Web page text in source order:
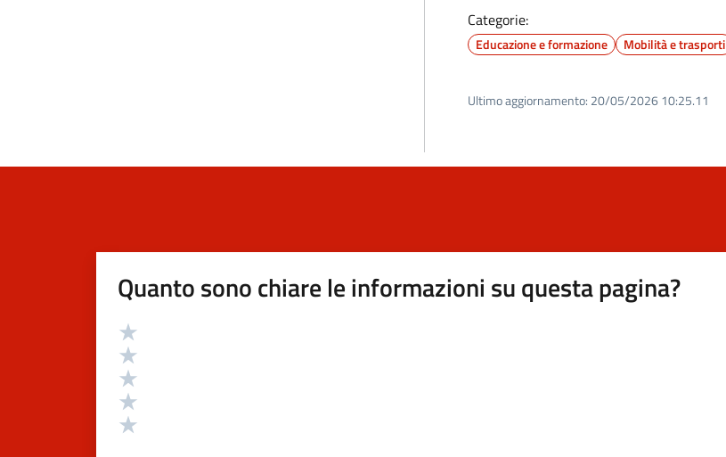
Categorie:
Educazione e formazione Mobilità e trasporti
Ultimo aggiornamento: 20/05/2026 10:25.11
Quanto sono chiare le informazioni su questa pagina?
Valutazione